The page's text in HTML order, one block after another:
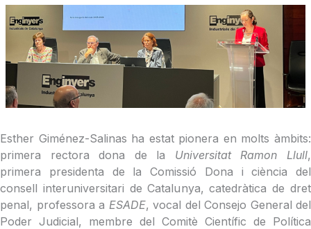
Esther Giménez-Salinas ha estat pionera en molts àmbits:
primera rectora dona de la Universitat Ramon Llull,
primera presidenta de la Comissió Dona i ciència del
consell interuniversitari de Catalunya, catedràtica de dret
penal, professora a ESADE, vocal del Consejo General del
Poder Judicial, membre del Comitè Científic de Política